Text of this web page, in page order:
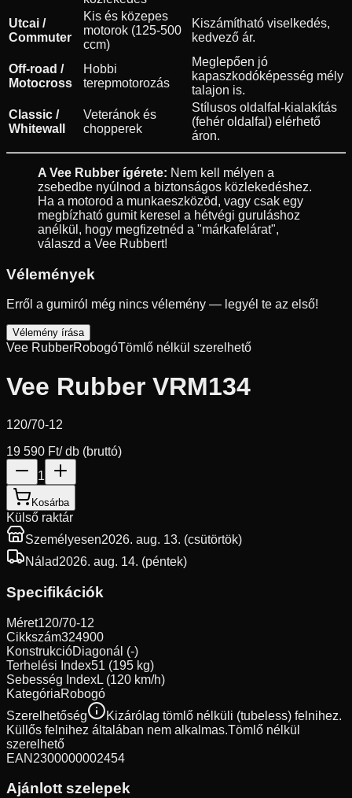
Utcai /
Commuter
Kis és közepes
motorok (125-500
ccm)
Kiszámítható viselkedés,
kedvező ár.
Off-road /
Motocross
Hobbi
terepmotorozás
Meglepően jó
kapaszkodóképesség mély
talajon is.
Classic /
Whitewall
Veteránok és
chopperek
Stílusos oldalfal-kialakítás
(fehér oldalfal) elérhető
áron.
A Vee Rubber ígérete: Nem kell mélyen a
zsebedbe nyúlnod a biztonságos közlekedéshez.
Ha a motorod a munkaeszközöd, vagy csak egy
megbízható gumit keresel a hétvégi guruláshoz
anélkül, hogy megfizetnéd a "márkafelárat",
válaszd a Vee Rubbert!
Vélemények
Erről a gumiról még nincs vélemény — legyél te az első!
Vélemény írása
Vee RubberRobogóTömlő nélkül szerelhető
Vee Rubber VRM134
120/70-12
19 590 Ft/ db (bruttó)
1
Kosárba
Külső raktár
Személyesen2026. aug. 13. (csütörtök)
Nálad2026. aug. 14. (péntek)
Specifikációk
Méret120/70-12
Cikkszám324900
KonstrukcióDiagonál (-)
Terhelési Index51 (195 kg)
Sebesség IndexL (120 km/h)
KategóriaRobogó
Szerelhetőség
Kizárólag tömlő nélküli (tubeless) felnihez.
Küllős felnihez általában nem alkalmas.Tömlő nélkül
szerelhető
EAN 2300000002454
Ajánlott szelepek